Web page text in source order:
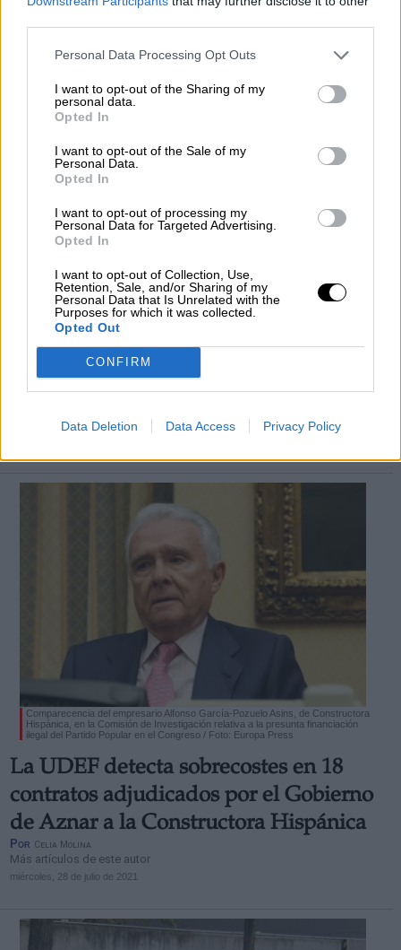
Personal Data Processing Opt Outs
I want to opt-out of the Sharing of my
personal data.
Opted In
I want to opt-out of the Sale of my
Personal Data.
Opted In
I want to opt-out of processing my
Personal Data for Targeted Advertising.
Opted In
I want to opt-out of Collection, Use,
Retention, Sale, and/or Sharing of my
Personal Data that Is Unrelated with the
Purposes for which it was collected.
Opted Out
CONFIRM
Data Deletion Data Access Privacy Policy
Héroes y villanos frente a la pandemia
Más artículos de este autor
Los hospitales estan ya en situacion muy caotica
Tercera Ola, el que avisa no es traidor
Más artículos de este autor
Comparecencia del empresario Alfonso García-Pozuelo Asins, de Constructora
Hispánica, en la Comisión de Investigación relativa a la presunta financiación
ilegal del Partido Popular en el Congreso / Foto: Europa Press
La UDEF detecta sobrecostes en 18
contratos adjudicados por el Gobierno
de Aznar a la Constructora Hispánica
Por Celia Molina
Más artículos de este autor
miércoles, 28 de julio de 2021